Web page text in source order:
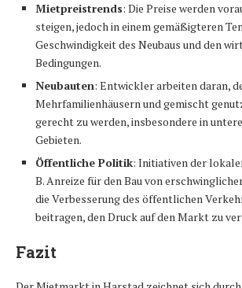
Mietpreistrends: Die Preise werden
steigen, jedoch in einem gemäßigteren
Geschwindigkeit des Neubaus und den
Bedingungen.
Neubauten: Entwickler arbeiten daran,
Mehrfamilienhäusern und gemischt
gerecht zu werden, insbesondere in
Gebieten.
Öffentliche Politik: Initiativen der
B. Anreize für den Bau von
die Verbesserung des öffentlichen
beitragen, den Druck auf den Markt zu
Fazit